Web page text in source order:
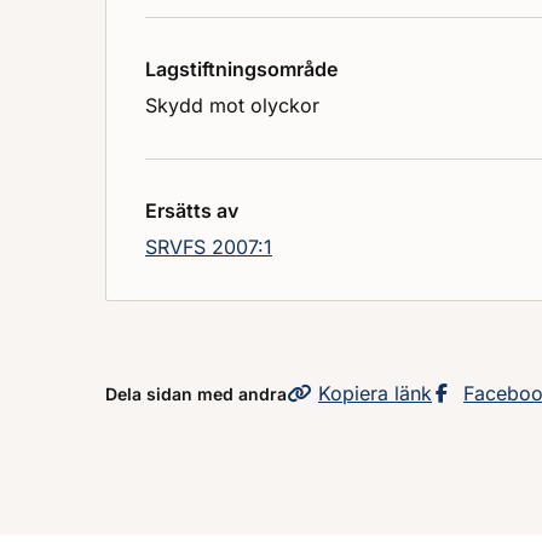
Lagstiftningsområde
Skydd mot olyckor
Ersätts av
SRVFS 2007:1
Dela sidan med andra Kopiera sidans
länk Dela